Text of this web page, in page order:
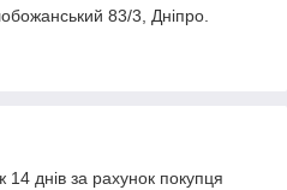
83/3, Дніпро.
днів за рахунок покупця